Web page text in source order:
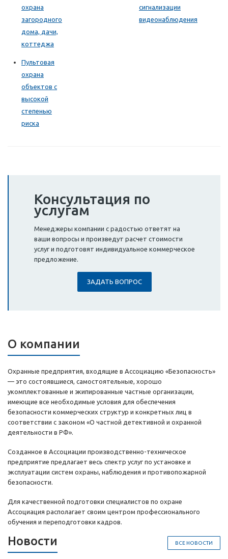
охрана
загородного
дома, дачи,
коттеджа
сигнализации
видеонаблюдения
Пультовая
охрана
объектов с
высокой
степенью
риска
Консультация по
услугам
Менеджеры компании с радостью ответят на
ваши вопросы и произведут расчет стоимости
услуг и подготовят индивидуальное коммерческое
предложение.
ЗАДАТЬ ВОПРОС
О компании
Охранные предприятия, входящие в Ассоциацию «Безопасность»
— это состоявшиеся, самостоятельные, хорошо
укомплектованные и экипированные частные организации,
имеющие все необходимые условия для обеспечения
безопасности коммерческих структур и конкретных лиц в
соответствии с законом «О частной детективной и охранной
деятельности в РФ».
Созданное в Ассоциации производственно-техническое
предприятие предлагает весь спектр услуг по установке и
эксплуатации систем охраны, наблюдения и противопожарной
безопасности.
Для качественной подготовки специалистов по охране
Ассоциация располагает своим центром профессионального
обучения и переподготовки кадров.
ВСЕ НОВОСТИ
Новости